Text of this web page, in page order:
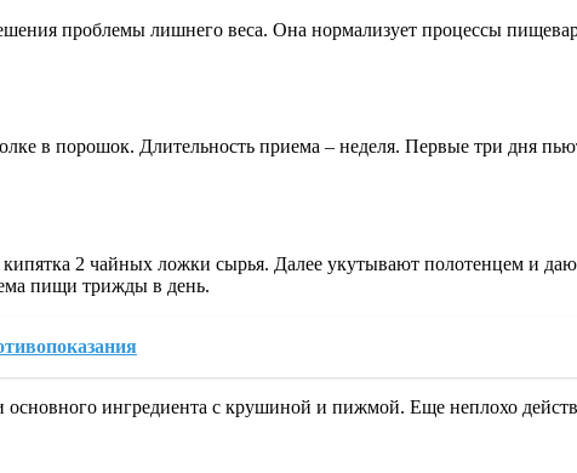
проблемы лишнего веса. Она нормализует процессы
в порошок. Длительность приема – неделя. Первые три дня
2 чайных ложки сырья. Далее укутывают полотенцем и
пищи трижды в день.
ингредиента с крушиной и пижмой. Еще неплохо